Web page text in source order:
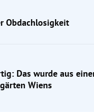
Obdachlosigkeit
Das wurde aus
Wiens